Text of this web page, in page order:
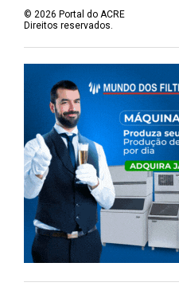
©2026 Portal do ACRE
Direitos reservados.